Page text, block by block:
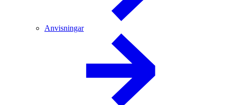
Anvisningar